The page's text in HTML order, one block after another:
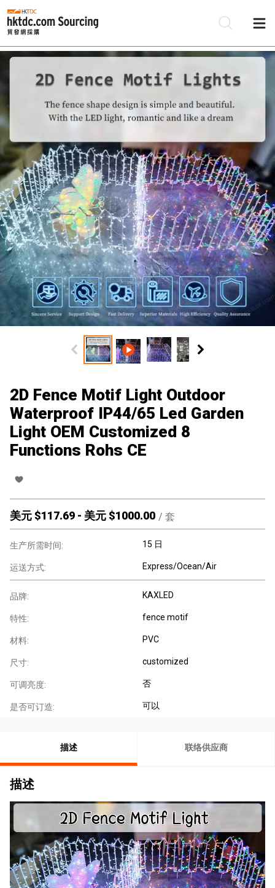
2D Fence Motif Light Outdoor
Waterproof IP44/65 Led Garden
Light OEM Customized 8
Functions Rohs CE
美元 $117.69 - 美元 $1000.00 / 套
生产所需时间: 15 日
运送方式: Express/Ocean/Air
品牌: KAXLED
特性: fence motif
材料: PVC
尺寸: customized
可调亮度: 否
是否可订造: 可以
描述 联络供应商
描述